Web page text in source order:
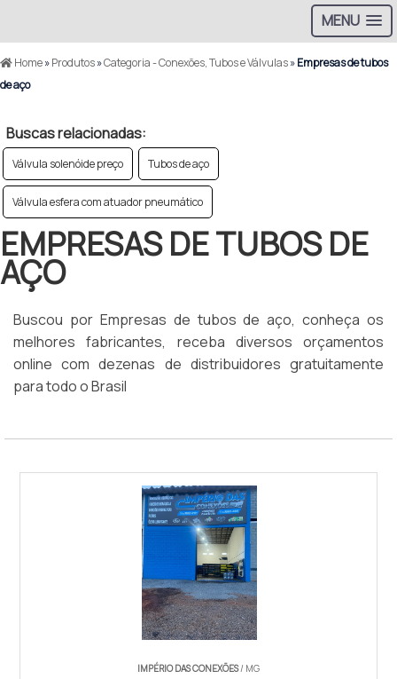
MENU
Home»Produtos»Categoria - Conexões, Tubos e Válvulas»Empresas de tubos
de aço
Buscas relacionadas:
Válvula solenóide preço Tubos de aço
Válvula esfera com atuador pneumático
EMPRESAS DE TUBOS DE
AÇO
Buscou por Empresas de tubos de aço, conheça os
melhores fabricantes, receba diversos orçamentos
online com dezenas de distribuidores gratuitamente
para todo o Brasil
IMPÉRIO DAS CONEXÕES/ MG